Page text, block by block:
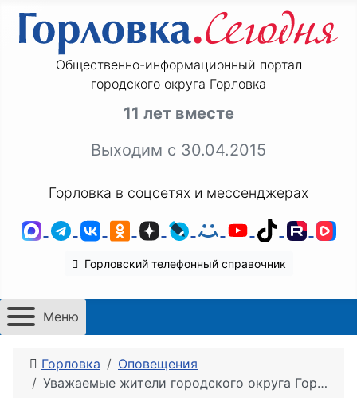
Общественно-информационный портал
городского округа Горловка
11 лет вместе
Выходим с 30.04.2015
Горловка в соцсетях и мессенджерах
MAXTelegram
ВКонтакте
Одноклассники
ДзенLiveJournal
Мой Мир
YouTube
TikTok
Горловский телефонный справочник
Меню
Горловка
Оповещения
Уважаемые жители городского округа Горловка!